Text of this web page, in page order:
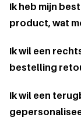
Ik heb mijn
product, wat
Ik wil een
bestelling
Ik wil een